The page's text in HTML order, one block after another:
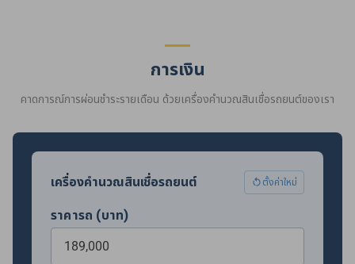
การเงิน
คาดการณ์การผ่อนชำระรายเดือน ด้วยเครื่องคำนวณสินเชื่อรถยนต์ของเรา
เครื่องคำนวณสินเชื่อรถยนต์ ตั้งค่าใหม่
ราคารถ (บาท)